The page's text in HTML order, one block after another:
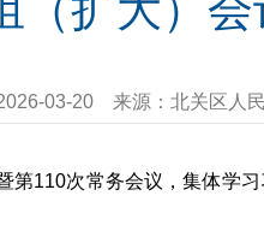
03-20 来源： 北关区人
110次常务会议，集体学